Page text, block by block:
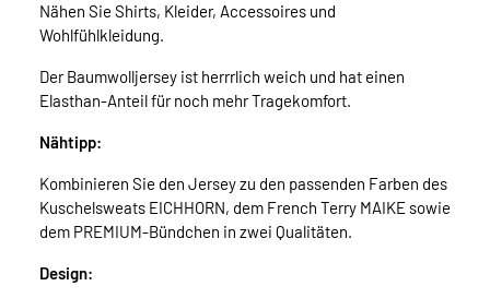
Nähen Sie Shirts, Kleider, Accessoires und
Wohlfühlkleidung.
Der Baumwolljersey ist herrrlich weich und hat einen
Elasthan-Anteil für noch mehr Tragekomfort.
Nähtipp:
Kombinieren Sie den Jersey zu den passenden Farben des
Kuschelsweats EICHHORN, dem French Terry MAIKE sowie
dem PREMIUM-Bündchen in zwei Qualitäten.
Design: